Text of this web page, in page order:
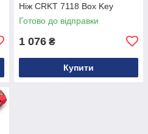
Ніж CRKT 7118 Box Key
Готово до відправки
1 076 ₴
Купити